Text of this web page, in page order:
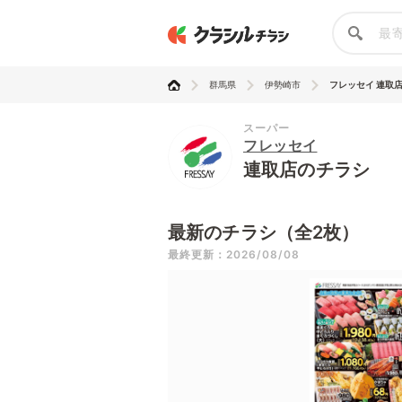
群馬県 伊勢崎市 フレッセイ 連取店
スーパー
フレッセイ
連取店のチラシ
最新のチラシ（全2枚）
最終更新：2026/08/08